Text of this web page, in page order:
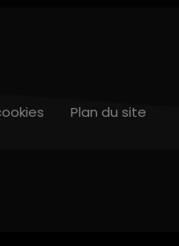
Plan du site